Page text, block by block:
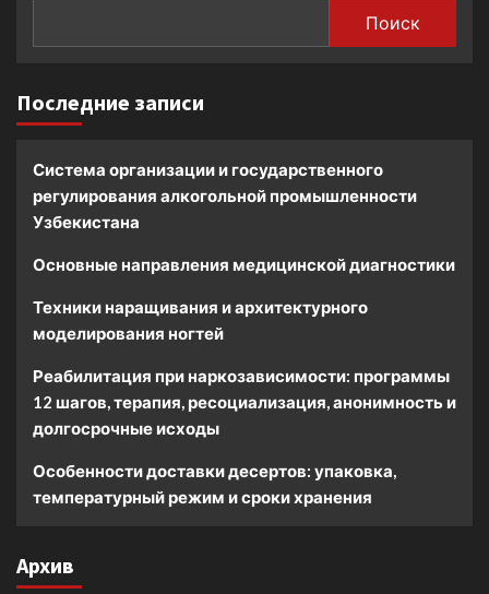
Поиск
Последние записи
Система организации и государственного
регулирования алкогольной промышленности
Узбекистана
Основные направления медицинской диагностики
Техники наращивания и архитектурного
моделирования ногтей
Реабилитация при наркозависимости: программы
12 шагов, терапия, ресоциализация, анонимность и
долгосрочные исходы
Особенности доставки десертов: упаковка,
температурный режим и сроки хранения
Архив